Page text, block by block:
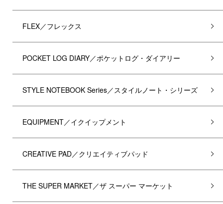
FLEX／フレックス
POCKET LOG DIARY／ポケットログ・ダイアリー
STYLE NOTEBOOK Series／スタイルノート・シリーズ
EQUIPMENT／イクイップメント
CREATIVE PAD／クリエイティブパッド
THE SUPER MARKET／ザ スーパー マーケット